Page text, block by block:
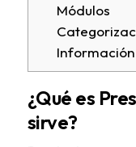
Módulos
¿Qué es
sirve?